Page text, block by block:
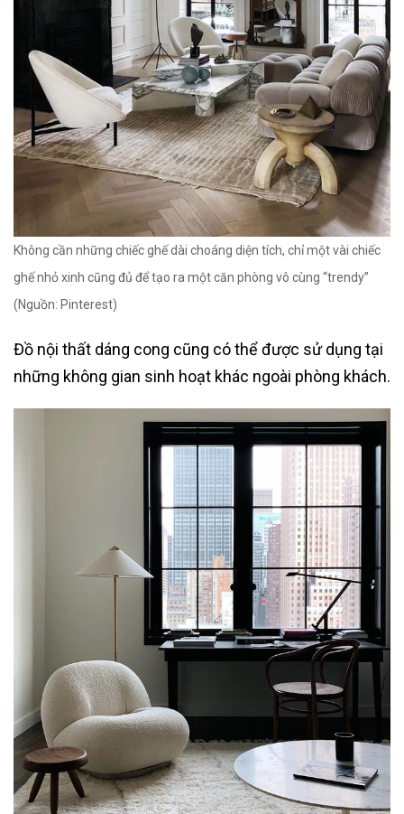
Không cần những chiếc ghế dài choáng diện tích, chỉ một vài chiếc
ghế nhỏ xinh cũng đủ để tạo ra một căn phòng vô cùng “trendy”
(Nguồn: Pinterest)
Đồ nội thất dáng cong cũng có thể được sử dụng tại
những không gian sinh hoạt khác ngoài phòng khách.